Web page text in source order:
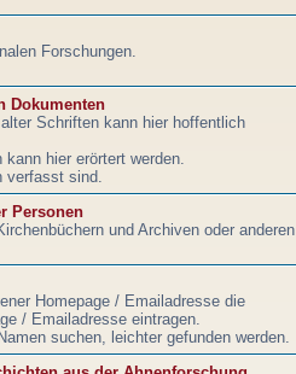
Forschungen.
Dokumenten
Schriften kann hier hoffentlich
hier erörtert werden.
verfasst sind.
Personen
und Archiven oder anderen
Homepage / Emailadresse die
/ Emailadresse eintragen.
suchen, leichter gefunden werden.